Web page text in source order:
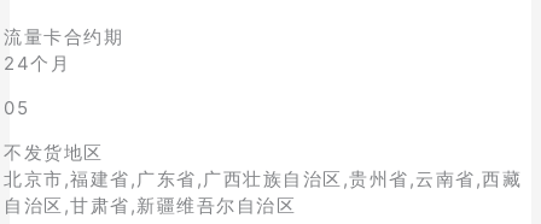
流量卡合约期
24个月
05
不发货地区
北京市,福建省,广东省,广西壮族自治区,贵州省,云南省,西藏
自治区,甘肃省,新疆维吾尔自治区